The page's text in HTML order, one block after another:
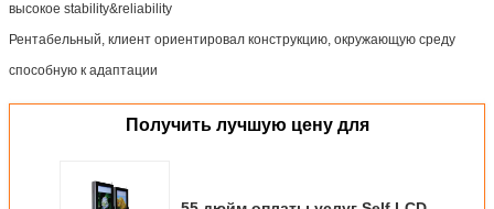
высокое stability&reliability
Рентабельный, клиент ориентировал конструкцию, окружающую среду
способную к адаптации
Получить лучшую цену для